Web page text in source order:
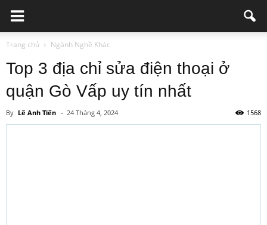
Trang chủ Ngành Nghề Khác
Top 3 địa chỉ sửa điện thoại ở
quận Gò Vấp uy tín nhất
By Lê Anh Tiến - 24 Tháng 4, 2024 1568